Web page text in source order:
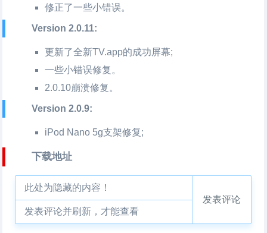
修正了一些小错误。
Version 2.0.11:
更新了全新TV.app的成功屏幕;
一些小错误修复。
2.0.10崩溃修复。
Version 2.0.9:
iPod Nano 5g支架修复;
下载地址
此处为隐藏的内容！
发表评论并刷新，才能查看
发表评论